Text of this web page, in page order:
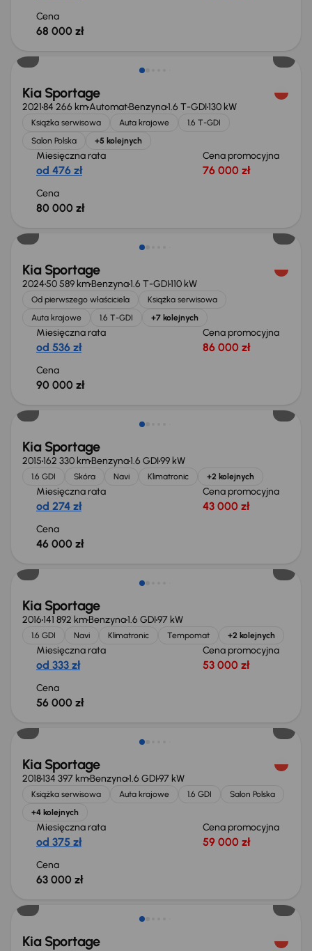
Cena
68 000 zł
Kia Sportage
202184 266 kmAutomatBenzyna1.6 T-GDI130 kW
Książka serwisowa Auta krajowe
1.6 T-GDI
Salon Polska
+5 kolejnych
Miesięczna rata
od 476 zł
Cena promocyjna
76 000 zł
Cena
80 000 zł
Możliwość odliczenia VAT
Kia Sportage
202450 589 kmBenzyna1.6 T-GDI110 kW
Od pierwszego właściciela
Książka serwisowa
Auta krajowe
1.6 T-GDI +7 kolejnych
Miesięczna rata
od 536 zł
Cena promocyjna
86 000 zł
Cena
90 000 zł
Kia Sportage
2015162 330 kmBenzyna1.6 GDI99 kW
1.6 GDI Skóra Navi Klimatronic +2 kolejnych
Miesięczna rata
od 274 zł
Cena promocyjna
43 000 zł
Cena
46 000 zł
Kia Sportage
2016141 892 kmBenzyna1.6 GDI97 kW
1.6 GDI Navi Klimatronic Tempomat +2 kolejnych
Miesięczna rata
od 333 zł
Cena promocyjna
53 000 zł
Cena
56 000 zł
Kia Sportage
2018134 397 kmBenzyna1.6 GDI97 kW
Książka serwisowa Auta krajowe 1.6 GDI
Salon Polska
+4 kolejnych
Miesięczna rata
od 375 zł
Cena promocyjna
59 000 zł
Cena
63 000 zł
Taniej o 2 000 zł
Kia Sportage